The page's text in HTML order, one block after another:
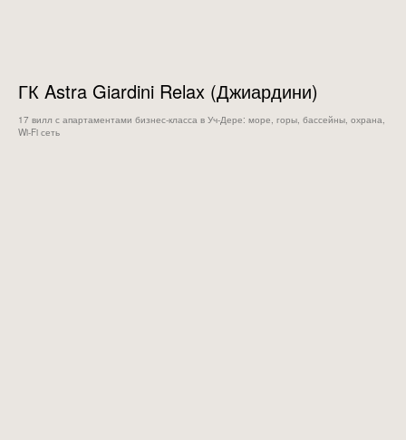
ГК Astra Giardini Relax (Джиардини)
17 вилл с апартаментами бизнес-класса в Уч-Дере: море, горы, бассейны, охрана,
Wi‑Fi сеть